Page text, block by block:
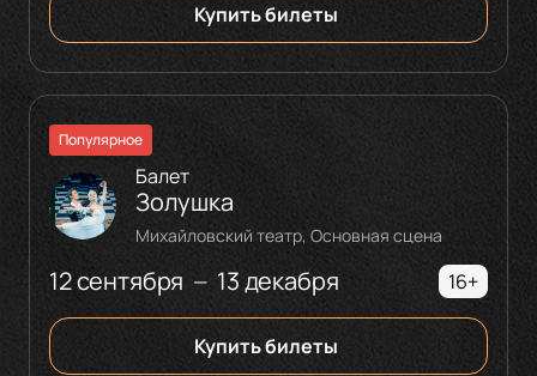
Купить билеты
Популярное
12 сентября — 13 декабря
Балет
Золушка
Михайловский театр, Основная сцена
16+
Купить билеты